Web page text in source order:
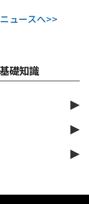
ュースへ>>
礎知識